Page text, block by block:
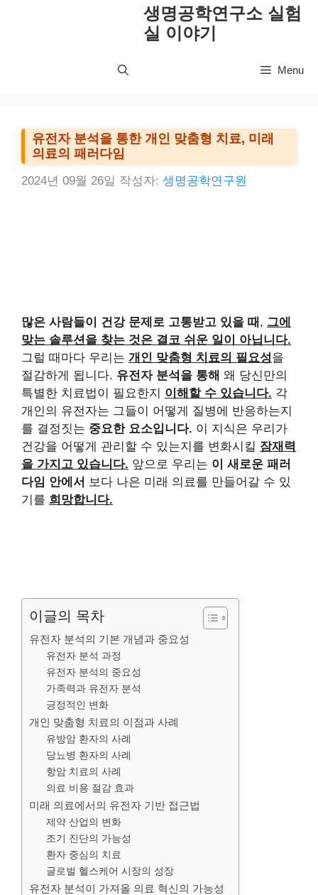
생명공학연구소 실험
실 이야기
Menu
유전자 분석을 통한 개인 맞춤형 치료, 미래
의료의 패러다임
2024년 09월 26일 작성자: 생명공학연구원
많은 사람들이 건강 문제로 고통받고 있을 때 , 그에
맞는 솔루션을 찾는 것은 결코 쉬운 일이 아닙니다.
그럴 때마다 우리는 개인 맞춤형 치료의 필요성을
절감하게 됩니다. 유전자 분석을 통해 왜 당신만의
특별한 치료법이 필요한지 이해할 수 있습니다. 각
개인의 유전자는 그들이 어떻게 질병에 반응하는지
를 결정짓는 중요한 요소입니다. 이 지식은 우리가
건강을 어떻게 관리할 수 있는지를 변화시킬 잠재력
을 가지고 있습니다. 앞으로 우리는 이 새로운 패러
다임 안에서
보다 나은 미래 의료를 만들어갈 수 있
기를 희망합니다.
이글의 목차
유전자 분석의 기본 개념과 중요성
유전자 분석 과정
유전자 분석의 중요성
가족력과 유전자 분석
긍정적인 변화
개인 맞춤형 치료의 이점과 사례
유방암 환자의 사례
당뇨병 환자의 사례
항암 치료의 사례
의료 비용 절감 효과
미래 의료에서의 유전자 기반 접근법
제약 산업의 변화
조기 진단의 가능성
환자 중심의 치료
글로벌 헬스케어 시장의 성장
유전자 분석이 가져올 의료 혁신의 가능성